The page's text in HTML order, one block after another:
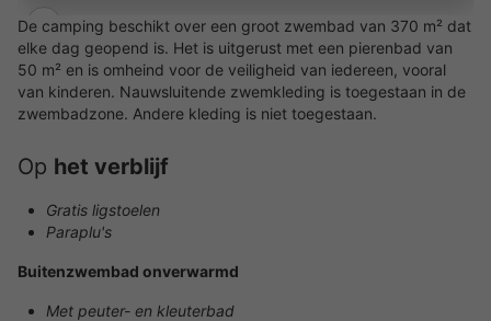
De camping beschikt over een groot zwembad van 370 m² dat
elke dag geopend is. Het is uitgerust met een pierenbad van
50 m² en is omheind voor de veiligheid van iedereen, vooral
van kinderen. Nauwsluitende zwemkleding is toegestaan in de
zwembadzone. Andere kleding is niet toegestaan.
Op het verblijf
Gratis ligstoelen
Paraplu's
Buitenzwembad onverwarmd
Met peuter- en kleuterbad